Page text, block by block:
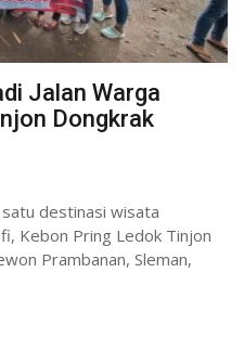
Jalan Warga
Dongkrak
satu destinasi wisata
Kebon Pring Ledok Tinjon
Prambanan, Sleman,